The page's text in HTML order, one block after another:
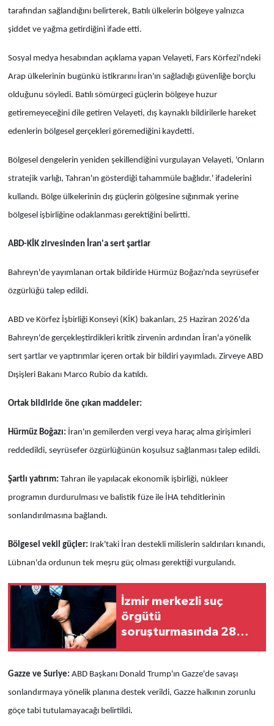
tarafından sağlandığını belirterek, Batılı ülkelerin bölgeye yalnızca
şiddet ve yağma getirdiğini ifade etti.
Sosyal medya hesabından açıklama yapan Velayeti, Fars Körfezi'ndeki
Arap ülkelerinin bugünkü istikrarını İran'ın sağladığı güvenliğe borçlu
olduğunu söyledi. Batılı sömürgeci güçlerin bölgeye huzur
getiremeyeceğini dile getiren Velayeti, dış kaynaklı bildirilerle hareket
edenlerin bölgesel gerçekleri göremediğini kaydetti.
Bölgesel dengelerin yeniden şekillendiğini vurgulayan Velayeti, 'Onların
stratejik varlığı, Tahran'ın gösterdiği tahammüle bağlıdır.' ifadelerini
kullandı. Bölge ülkelerinin dış güçlerin gölgesine sığınmak yerine
bölgesel işbirliğine odaklanması gerektiğini belirtti.
ABD-KİK zirvesinden İran'a sert şartlar
Bahreyn'de yayımlanan ortak bildiride Hürmüz Boğazı'nda seyrüsefer
özgürlüğü talep edildi.
ABD ve Körfez İşbirliği Konseyi (KİK) bakanları, 25 Haziran 2026'da
Bahreyn'de gerçekleştirdikleri kritik zirvenin ardından İran'a yönelik
sert şartlar ve yaptırımlar içeren ortak bir bildiri yayımladı. Zirveye ABD
Dışişleri Bakanı Marco Rubio da katıldı.
Ortak bildiride öne çıkan maddeler:
Hürmüz Boğazı: İran'ın gemilerden vergi veya haraç alma girişimleri
reddedildi, seyrüsefer özgürlüğünün koşulsuz sağlanması talep edildi.
Şartlı yatırım: Tahran ile yapılacak ekonomik işbirliği, nükleer
programın durdurulması ve balistik füze ile İHA tehditlerinin
sonlandırılmasına bağlandı.
Bölgesel vekil güçler: Irak'taki İran destekli milislerin saldırıları kınandı,
Lübnan'da ordunun tek meşru güç olması gerektiği vurgulandı.
İzmir merkezli suç
örgütü
soruşturmasında 28
Gazze ve Suriye: ABD Başkanı Donald Trump'ın Gazze'de savaşı
sonlandırmaya yönelik planına destek verildi, Gazze halkının zorunlu
göçe tabi tutulamayacağı belirtildi.